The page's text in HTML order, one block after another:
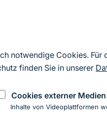
notwendige Cookies. Für
finden Sie in unserer
Cookies externer Medien
Inhalte von Videoplattformen
und
andere moorreiche